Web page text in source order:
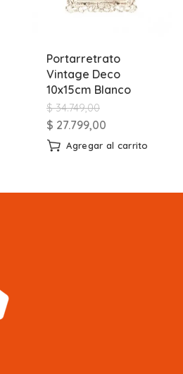
Portarretrato
Vintage Deco
10x15cm Blanco
$34.749,00
$ 27.799,00
Agregar al carrito